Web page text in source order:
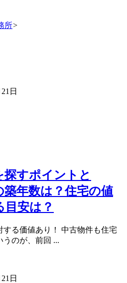
所>
日
探すポイントと
築年数は？住宅の値
目安は？
る価値あり！ 中古物件も住宅
うのが、前回 ...
日